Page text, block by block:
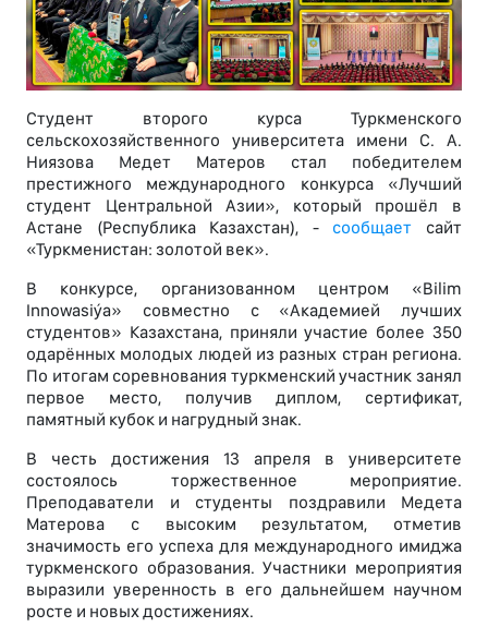
Студент второго курса Туркменского
сельскохозяйственного университета имени С. А.
Ниязова Медет Матеров стал победителем
престижного международного конкурса «Лучший
студент Центральной Азии», который прошёл в
Астане (Республика Казахстан), - сообщает сайт
«Туркменистан: золотой век».
В конкурсе, организованном центром «Bilim
Innowasiýa» совместно с «Академией лучших
студентов» Казахстана, приняли участие более 350
одарённых молодых людей из разных стран региона.
По итогам соревнования туркменский участник занял
первое место, получив диплом, сертификат,
памятный кубок и нагрудный знак.
В честь достижения 13 апреля в университете
состоялось торжественное мероприятие.
Преподаватели и студенты поздравили Медета
Матерова с высоким результатом, отметив
значимость его успеха для международного имиджа
туркменского образования. Участники мероприятия
выразили уверенность в его дальнейшем научном
росте и новых достижениях.